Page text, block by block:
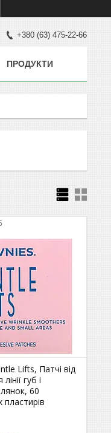
+380 (63) 475-22-66
ПРОДУКТИ
Lifts, Патчі від
губ і
60